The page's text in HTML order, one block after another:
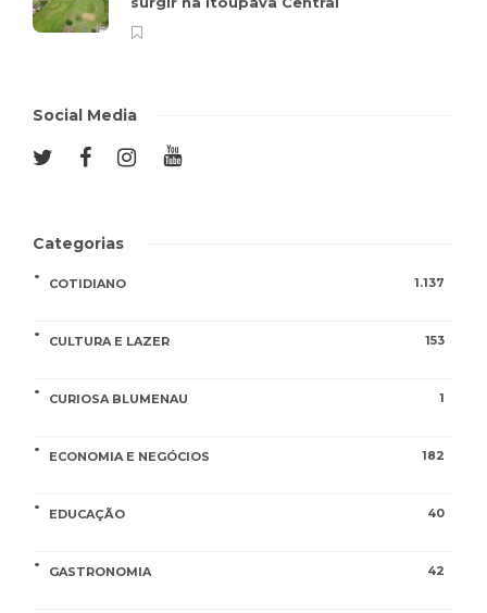
Social Media
Categorias
COTIDIANO 1.137
CULTURA E LAZER 153
CURIOSA BLUMENAU 1
ECONOMIA E NEGÓCIOS 182
EDUCAÇÃO 40
GASTRONOMIA 42